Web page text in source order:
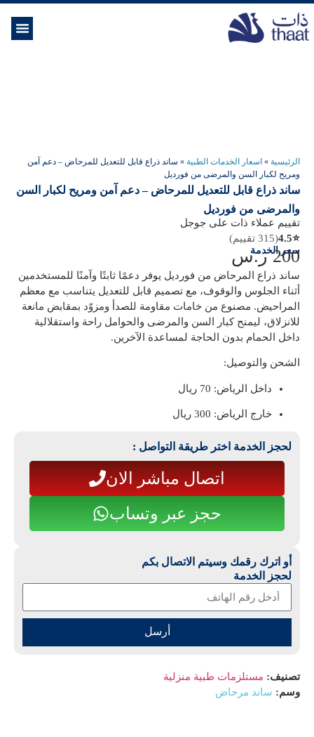
الرئيسية » اسعار الخدمات الطبية » ساند ذراع قابل للتعديل للمرحاض – دعم آمن
ومريح لكبار السن والمرضى من فورديل
ساند ذراع قابل للتعديل للمرحاض – دعم آمن ومريح لكبار السن
والمرضى من فورديل
تقييم عملاء ذات على جوجل
⭐
4.5(315 تقييم)
سعر الخدمة
200 ر.س
ساند ذراع المرحاض من فورديل يوفر دعمًا ثابتًا وآمنًا للمستخدمين
أثناء الجلوس والوقوف، مع تصميم قابل للتعديل يتناسب مع معظم
المراحيض. مصنوع من خامات مقاومة للصدأ ومزوّد بمقابض مانعة
للانزلاق، ليمنح كبار السن والمرضى والحوامل راحة واستقلالية
داخل الحمام بدون الحاجة لمساعدة الآخرين.
الشحن والتوصيل:
داخل الرياض: 70 ريال
خارج الرياض: 300 ريال
لحجز الخدمة اختر طريقة التواصل :
اتصال مباشر الان
حجز عبر وتساب
أو اترك رقمك وسيتم الاتصال بكم
لحجز الخدمة
أرسل
تصنيف: مستلزمات طبية منزلية
وسم: ساند مرحاض